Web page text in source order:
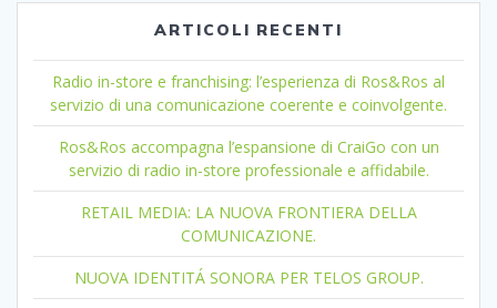
ARTICOLI RECENTI
Radio in-store e franchising: l’esperienza di Ros&Ros al
servizio di una comunicazione coerente e coinvolgente.
Ros&Ros accompagna l’espansione di CraiGo con un
servizio di radio in-store professionale e affidabile.
RETAIL MEDIA: LA NUOVA FRONTIERA DELLA
COMUNICAZIONE.
NUOVA IDENTITÁ SONORA PER TELOS GROUP.